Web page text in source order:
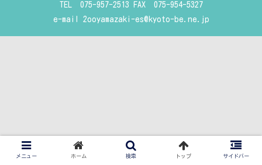
TEL 075-957-2513 FAX 075-954-5327
e-mail 2ooyamazaki-es@kyoto-be.ne.jp
メニュー ホーム 検索 トップ サイドバー